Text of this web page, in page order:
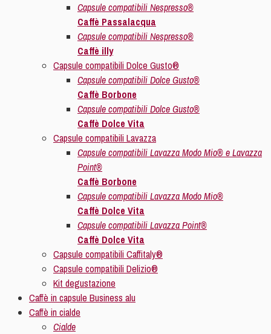
Capsule compatibili Nespresso®
Caffè Passalacqua
Capsule compatibili Nespresso®
Caffè illy
Capsule compatibili Dolce Gusto®
Capsule compatibili Dolce Gusto®
Caffè Borbone
Capsule compatibili Dolce Gusto®
Caffè Dolce Vita
Capsule compatibili Lavazza
Capsule compatibili Lavazza Modo Mio® e Lavazza
Point®
Caffè Borbone
Capsule compatibili Lavazza Modo Mio®
Caffè Dolce Vita
Capsule compatibili Lavazza Point®
Caffè Dolce Vita
Capsule compatibili Caffitaly®
Capsule compatibili Delizio®
Kit degustazione
Caffè in capsule Business alu
Caffè in cialde
Cialde